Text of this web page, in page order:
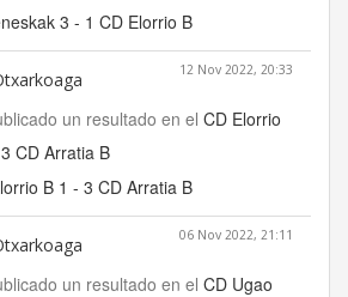
3 - 1 CD Elorrio B
12 Nov 2022, 20:33
un resultado en el CD Elorrio
CD Arratia B
B 1 - 3 CD Arratia B
06 Nov 2022, 21:11
un resultado en el CD Ugao